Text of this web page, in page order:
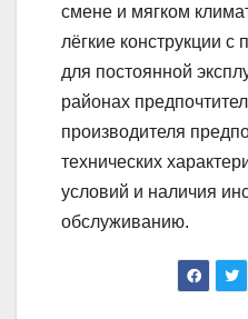
смене и мягком
лёгкие конструкции
для постоянной
районах
производителя
технических
условий и наличия
обслуживанию.